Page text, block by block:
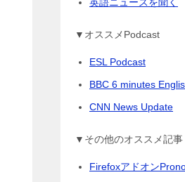
▼オススメPodcast
ESL Podcast
BBC 6 minutes
CNN News Update
▼その他のオススメ記事
Firefoxアドオン